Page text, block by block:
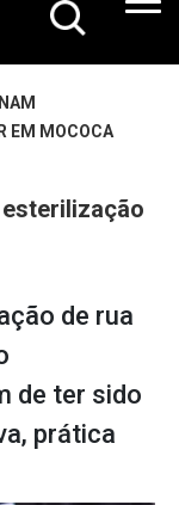
EM MOCOCA
de rua
de ter sido
prática